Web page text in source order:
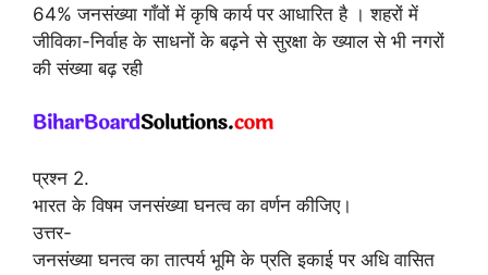
64% जनसंख्या गाँवों में कृषि कार्य पर आधारित है । शहरों में
जीविका-निर्वाह के साधनों के बढ़ने से सुरक्षा के ख्याल से भी नगरों
की संख्या बढ़ रही
प्रश्न 2.
भारत के विषम जनसंख्या घनत्व का वर्णन कीजिए।
उत्तर-
जनसंख्या घनत्व का तात्पर्य भूमि के प्रति इकाई पर अधि वासित